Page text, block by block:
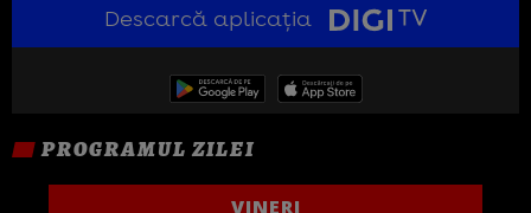
Descarcă aplicația
PROGRAMUL ZILEI
VINERI